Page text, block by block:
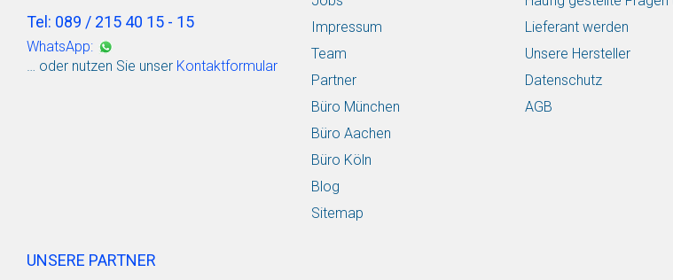
Tel: 089 / 215 40 15 - 15
WhatsApp:
… oder nutzen Sie unser Kontaktformular
Impressum
Team
Partner
Büro München
Büro Aachen
Büro Köln
Blog
Sitemap
Lieferant werden
Unsere Hersteller
Datenschutz
AGB
UNSERE PARTNER